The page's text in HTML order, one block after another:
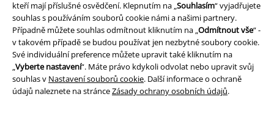
kteří mají příslušné osvědčení. Klepnutím na „Souhlasím“ vyjadřujete
souhlas s používáním souborů cookie námi a našimi partnery.
Případně můžete souhlas odmítnout kliknutím na „Odmítnout vše“ -
v takovém případě se budou používat jen nezbytné soubory cookie.
Své individuální preference můžete upravit také kliknutím na
„Vyberte nastavení“. Máte právo kdykoli odvolat nebo upravit svůj
souhlas v Nastavení souborů cookie. Další informace o ochraně
údajů naleznete na stránceZásady ochrany osobních údajů.
vstupenky, dárkové poukazy, produkty: Rammstein, (Till) Lindemann, Die
Ärzte, Die Toten Hosen, Feine Sahne Fischfilet, Broilers, Böhse Onkelz a
zboží, jehož koupí podpoříte nadaci.